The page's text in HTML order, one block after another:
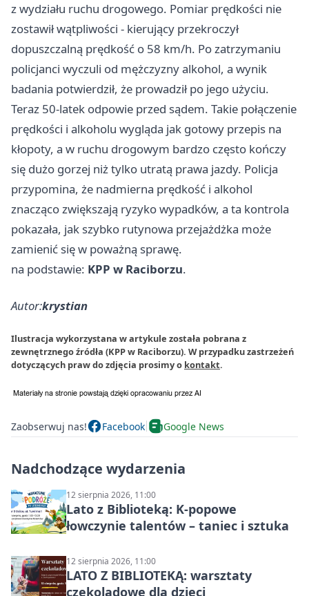
z wydziału ruchu drogowego. Pomiar prędkości nie
zostawił wątpliwości - kierujący przekroczył
dopuszczalną prędkość o 58 km/h. Po zatrzymaniu
policjanci wyczuli od mężczyzny alkohol, a wynik
badania potwierdził, że prowadził po jego użyciu.
Teraz 50-latek odpowie przed sądem. Takie połączenie
prędkości i alkoholu wygląda jak gotowy przepis na
kłopoty, a w ruchu drogowym bardzo często kończy
się dużo gorzej niż tylko utratą prawa jazdy. Policja
przypomina, że nadmierna prędkość i alkohol
znacząco zwiększają ryzyko wypadków, a ta kontrola
pokazała, jak szybko rutynowa przejażdżka może
zamienić się w poważną sprawę.
na podstawie: KPP w Raciborzu.
Autor:krystian
Ilustracja wykorzystana w artykule została pobrana z
zewnętrznego źródła (KPP w Raciborzu). W przypadku zastrzeżeń
dotyczących praw do zdjęcia prosimy o kontakt.
Zaobserwuj nas! Facebook Google News
Nadchodzące wydarzenia
12 sierpnia 2026, 11:00
Lato z Biblioteką: K-popowe
łowczynie talentów – taniec i sztuka
12 sierpnia 2026, 11:00
LATO Z BIBLIOTEKĄ: warsztaty
czekoladowe dla dzieci